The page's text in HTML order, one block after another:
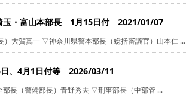
玉・富山本部長 1月15日付 2021/01/07
大賀真一 ▽神奈川県警本部長（総括審議官）山本仁 ...
、4月1日付等 2026/03/11
長（警備部長）青野秀夫 ▽刑事部長（中部管 ...